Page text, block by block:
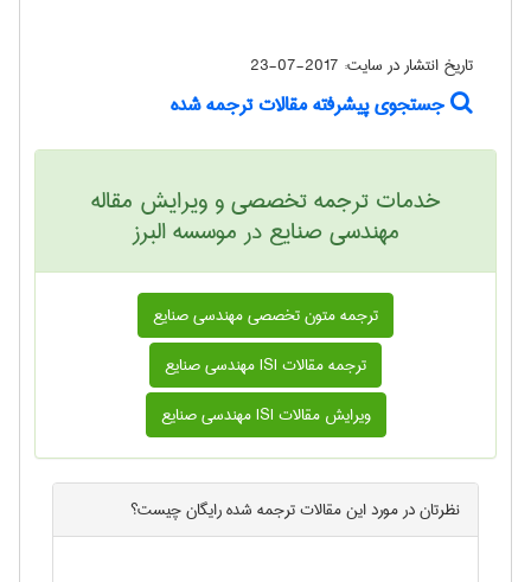
تاریخ انتشار در سایت: 2017-07-23
جستجوی پیشرفته مقالات ترجمه شده
خدمات ترجمه تخصصی و ویرایش مقاله
مهندسی صنايع در موسسه البرز
ترجمه متون تخصصی مهندسی صنايع
ترجمه مقالات ISI مهندسی صنايع
ویرایش مقالات ISI مهندسی صنايع
نظرتان در مورد اینمقالات ترجمه شده رایگانچیست؟